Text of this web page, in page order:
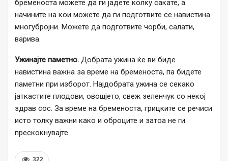
бременоста можете да ги јадете колку сакате, а
начините на кои можете да ги подготвите се навистина
многубројни. Можете да подготвите чорби, салати,
варива.
Ужинајте паметно. Добрата ужина ќе ви биде
навистина важна за време на бременоста, па бидете
паметни при изборот. Најдобрата ужина се секако
јаткастите плодови, овошјето, свеж зеленчук со некој
здрав сос. За време на бременоста, грицките се речиси
исто толку важни како и оброците и затоа не ги
прескокнувајте.
322